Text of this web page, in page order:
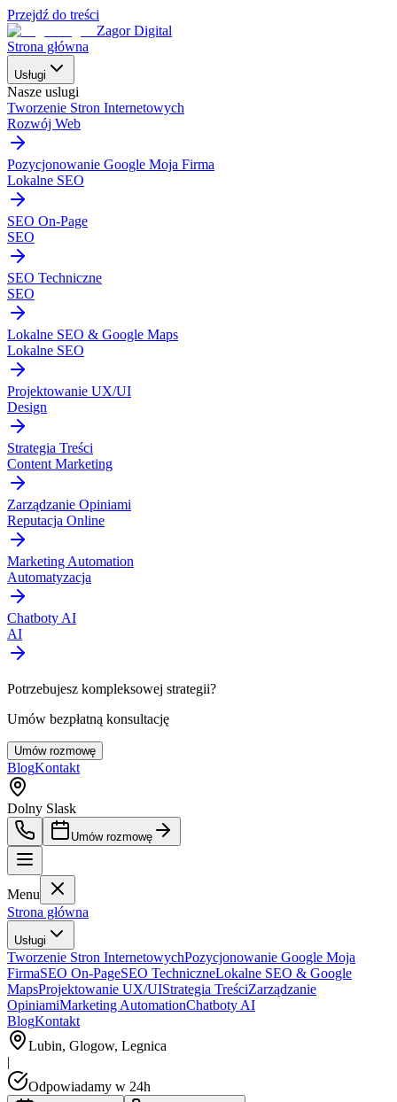
Przejdź do treści
Zagor Digital
Strona główna
Usługi
Nasze uslugi
Tworzenie Stron Internetowych
Rozwój Web
Pozycjonowanie Google Moja Firma
Lokalne SEO
SEO On-Page
SEO
SEO Techniczne
SEO
Lokalne SEO & Google Maps
Lokalne SEO
Projektowanie UX/UI
Design
Strategia Treści
Content Marketing
Zarządzanie Opiniami
Reputacja Online
Marketing Automation
Automatyzacja
Chatboty AI
AI
Potrzebujesz kompleksowej strategii?
Umów bezpłatną konsultację
Umów rozmowę
BlogKontakt
Dolny Slask
Umów rozmowę
Menu
Strona główna
Usługi
Tworzenie Stron InternetowychPozycjonowanie Google Moja
FirmaSEO On-PageSEO TechniczneLokalne SEO & Google
MapsProjektowanie UX/UIStrategia TreściZarządzanie
OpiniamiMarketing AutomationChatboty AI
BlogKontakt
Lubin, Glogow, Legnica
|
Odpowiadamy w 24h